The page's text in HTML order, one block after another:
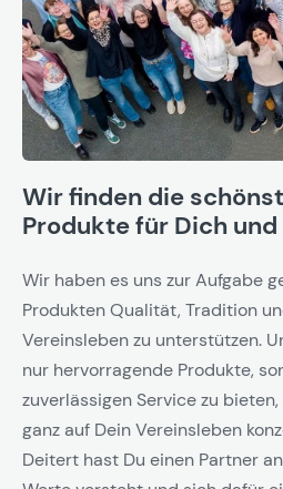
Wir finden die
Produkte für Dich
Wir haben es uns zur Aufgabe
Produkten Qualität, Tradition
Vereinsleben zu unterstützen.
nur hervorragende Produkte,
zuverlässigen Service zu
ganz auf Dein Vereinsleben
Deitert hast Du einen Partner